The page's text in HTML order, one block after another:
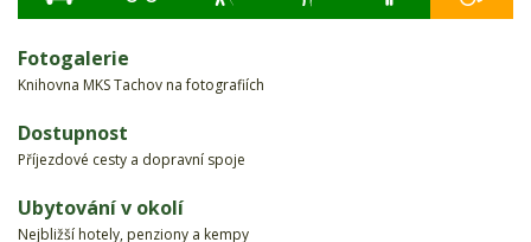
Fotogalerie
Knihovna MKS Tachov na fotografiích
Dostupnost
Příjezdové cesty a dopravní spoje
Ubytování v okolí
Nejbližší hotely, penziony a kempy